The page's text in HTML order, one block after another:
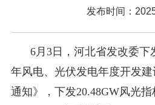
发布时间：
6月3日，河北省发改委下
年风电、光伏发电年度开发
通知》，下发20.48GW风光